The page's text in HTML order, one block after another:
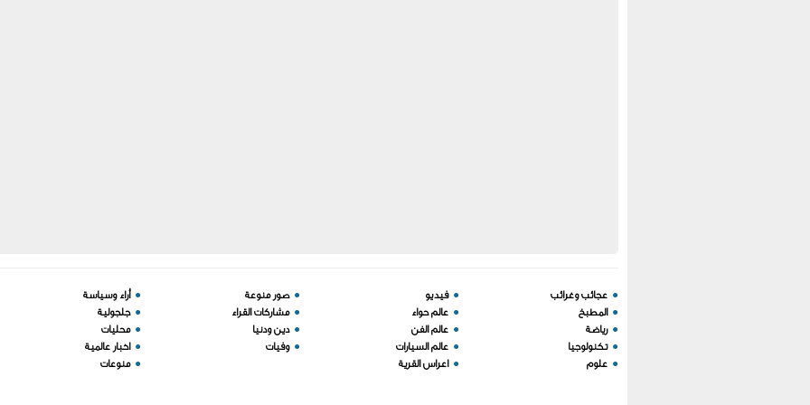
● عجائب وغرائب
● المطبخ
● رياضة
● تكنولوجيا
● علوم
● فيديو
● عالم حواء
● عالم الفن
● عالم السيارات
● اعراس القرية
● صور منوعة
● مشاركات القراء
● دين ودنيا
● وفيات
● أراء وسياسة
● جلجولية
● محليات
● اخبار عالمية
● منوعات